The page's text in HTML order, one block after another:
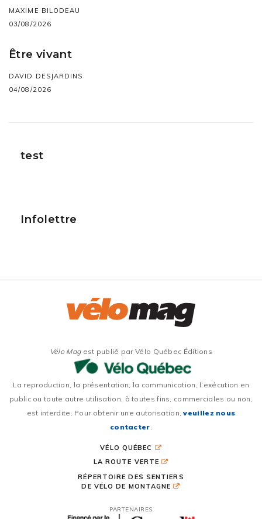
MAXIME BILODEAU
03/08/2026
Être vivant
DAVID DESJARDINS
04/08/2026
test
Infolettre
Vélo Magest publié par Vélo Québec Éditions
La reproduction, la présentation, la communication, l’exécution en
public ou toute autre utilisation, à toutes fins, commerciales ou non,
est interdite. Pour obtenir une autorisation,veuillez nous
contacter.
VÉLO QUÉBEC
LA ROUTE VERTE
RÉPERTOIRE DES SENTIERS
DE VÉLO DE MONTAGNE
PARTENAIRES